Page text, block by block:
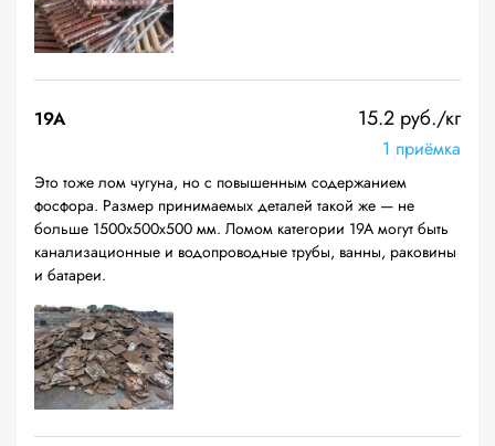
19A 15.2 руб./кг
1 приёмка
Это тоже лом чугуна, но с повышенным содержанием
фосфора. Размер принимаемых деталей такой же — не
больше 1500х500х500 мм. Ломом категории 19А могут быть
канализационные и водопроводные трубы, ванны, раковины
и батареи.